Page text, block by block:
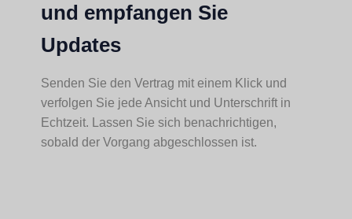
und empfangen Sie
Updates
Senden Sie den Vertrag mit einem Klick und
verfolgen Sie jede Ansicht und Unterschrift in
Echtzeit. Lassen Sie sich benachrichtigen,
sobald der Vorgang abgeschlossen ist.